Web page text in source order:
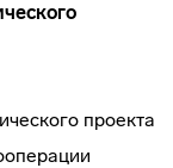
проекта